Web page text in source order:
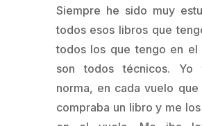
Siempre he sido muy
todos esos libros que
todos los que tengo en el
son todos técnicos. Yo
norma, en cada vuelo que
compraba un libro y me